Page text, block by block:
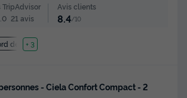
TripAdvisor
21 avis
Avis clients
8.4/10
de mer
+ 3
- Ciela Confort Compact - 2